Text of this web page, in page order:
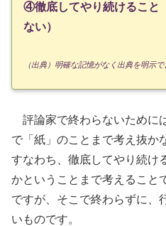
④徹底してやり続けること
ない）
（出典）明確な記憶がなく出典を明示で
評論家で終わらないために
で「紙」のことまで考え抜か
すなわち、徹底してやり続け
かということまで考えること
ですが、そこで終わらずに、
いものです。